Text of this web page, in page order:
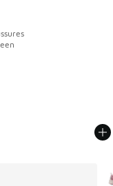
Prix en